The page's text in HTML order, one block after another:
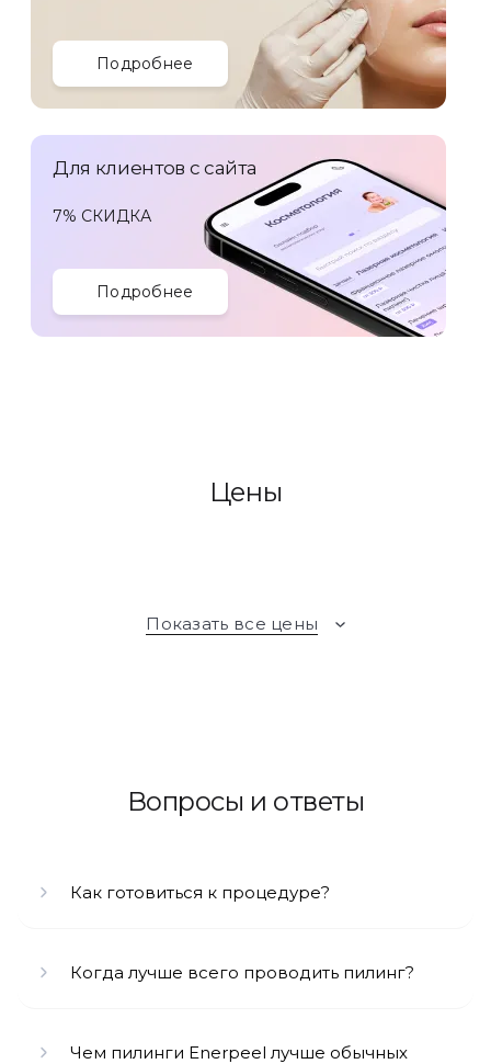
Подробнее
Для клиентов с сайта
7% СКИДКА
Подробнее
Цены
Показать все цены
Вопросы и ответы
Как готовиться к процедуре?
Когда лучше всего проводить пилинг?
Чем пилинги Enerpeel лучше обычных